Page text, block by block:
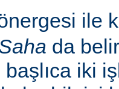
ile
da
başlıca iki